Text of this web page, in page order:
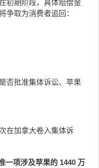
初期阶段，具体赔偿金
争取为消费者追回：
否批准集体诉讼、苹果
在加拿大卷入集体诉
一项涉及苹果的 1440 万